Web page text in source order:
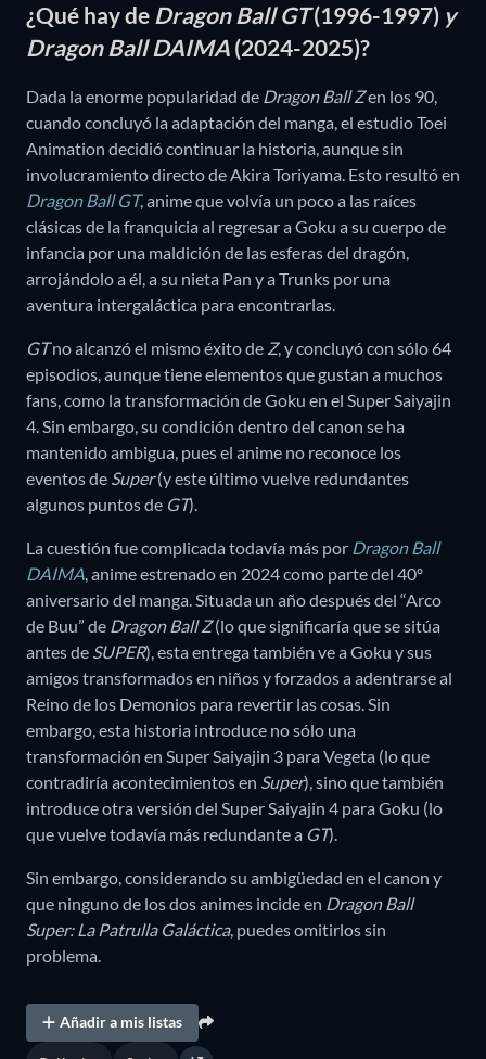
¿Qué hay de Dragon Ball GT(1996-1997) y
Dragon Ball DAIMA (2024-2025)?
Dada la enorme popularidad de Dragon Ball Zen los 90,
cuando concluyó la adaptación del manga, el estudio Toei
Animation decidió continuar la historia, aunque sin
involucramiento directo de Akira Toriyama. Esto resultó en
Dragon Ball GT, anime que volvía un poco a las raíces
clásicas de la franquicia al regresar a Goku a su cuerpo de
infancia por una maldición de las esferas del dragón,
arrojándolo a él, a su nieta Pan y a Trunks por una
aventura intergaláctica para encontrarlas.
GTno alcanzó el mismo éxito de Z, y concluyó con sólo 64
episodios, aunque tiene elementos que gustan a muchos
fans, como la transformación de Goku en el Super Saiyajin
4. Sin embargo, su condición dentro del canon se ha
mantenido ambigua, pues el anime no reconoce los
eventos de Super(y este último vuelve redundantes
algunos puntos de GT).
La cuestión fue complicada todavía más por Dragon Ball
DAIMA, anime estrenado en 2024 como parte del 40º
aniversario del manga. Situada un año después del “Arco
de Buu” de Dragon Ball Z(lo que significaría que se sitúa
antes de SUPER), esta entrega también ve a Goku y sus
amigos transformados en niños y forzados a adentrarse al
Reino de los Demonios para revertir las cosas. Sin
embargo, esta historia introduce no sólo una
transformación en Super Saiyajin 3 para Vegeta (lo que
contradiría acontecimientos en Super), sino que también
introduce otra versión del Super Saiyajin 4 para Goku (lo
que vuelve todavía más redundante a GT).
Sin embargo, considerando su ambigüedad en el canon y
que ninguno de los dos animes incide en Dragon Ball
Super: La Patrulla Galáctica, puedes omitirlos sin
problema.
Añadir a mis listas